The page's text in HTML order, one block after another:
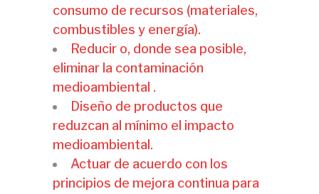
consumo de recursos (materiales,
combustibles y energía).
Reducir o, donde sea posible,
eliminar la contaminación
medioambiental .
Diseño de productos que
reduzcan al mínimo el impacto
medioambiental.
Actuar de acuerdo con los
principios de mejora continua para